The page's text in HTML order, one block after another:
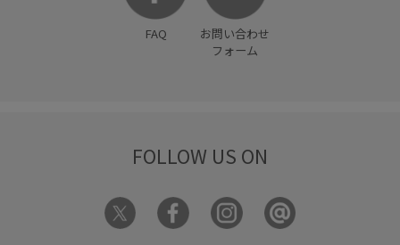
FAQ
お問い合わせ
フォーム
FOLLOW US ON